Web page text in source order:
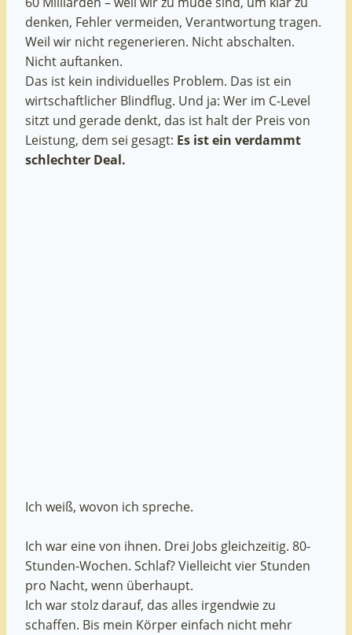
denken, Fehler vermeiden, Verantwortung tragen.
Weil wir nicht regenerieren. Nicht abschalten.
Nicht auftanken.
Das ist kein individuelles Problem. Das ist ein
wirtschaftlicher Blindflug. Und ja: Wer im C-Level
sitzt und gerade denkt, das ist halt der Preis von
Leistung, dem sei gesagt: Es ist ein verdammt
schlechter Deal.
Ich weiß, wovon ich spreche.
Ich war eine von ihnen. Drei Jobs gleichzeitig. 80-
Stunden-Wochen. Schlaf? Vielleicht vier Stunden
pro Nacht, wenn überhaupt.
Ich war stolz darauf, das alles irgendwie zu
schaffen. Bis mein Körper einfach nicht mehr